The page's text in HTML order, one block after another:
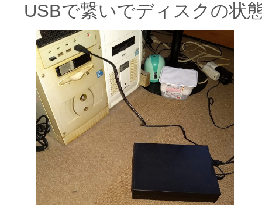
USBで繋いでディスクの状